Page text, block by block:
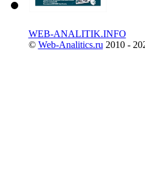
WEB-ANALITIK.INFO
© Web-Analitics.ru 2010 -